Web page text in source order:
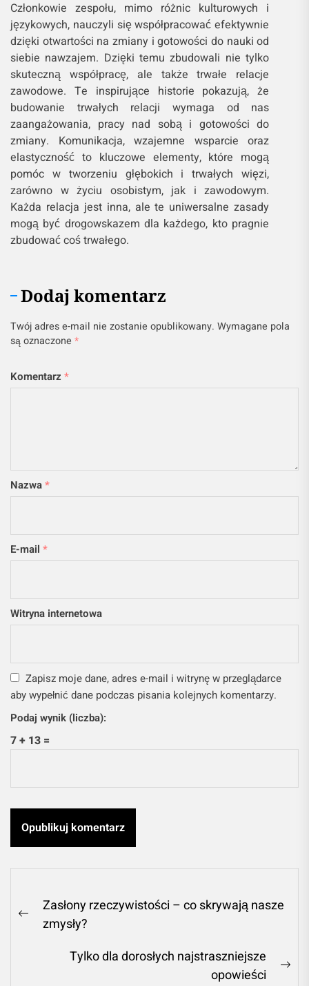
Członkowie zespołu, mimo różnic kulturowych i
językowych, nauczyli się współpracować efektywnie
dzięki otwartości na zmiany i gotowości do nauki od
siebie nawzajem. Dzięki temu zbudowali nie tylko
skuteczną współpracę, ale także trwałe relacje
zawodowe. Te inspirujące historie pokazują, że
budowanie trwałych relacji wymaga od nas
zaangażowania, pracy nad sobą i gotowości do
zmiany. Komunikacja, wzajemne wsparcie oraz
elastyczność to kluczowe elementy, które mogą
pomóc w tworzeniu głębokich i trwałych więzi,
zarówno w życiu osobistym, jak i zawodowym.
Każda relacja jest inna, ale te uniwersalne zasady
mogą być drogowskazem dla każdego, kto pragnie
zbudować coś trwałego.
Dodaj komentarz
Twój adres e-mail nie zostanie opublikowany. Wymagane pola
są oznaczone *
Komentarz *
Nazwa*
E-mail *
Witryna internetowa
Zapisz moje dane, adres e-mail i witrynę w przeglądarce
aby wypełnić dane podczas pisania kolejnych komentarzy.
Podaj wynik (liczba):
7 + 13 =
Nawigacja
wpisu
Previous
Zasłony rzeczywistości – co skrywają nasze
zmysły?
Tylko dla dorosłych najstraszniejsze
opowieści